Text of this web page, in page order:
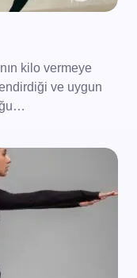
kilo vermeye
ve uygun